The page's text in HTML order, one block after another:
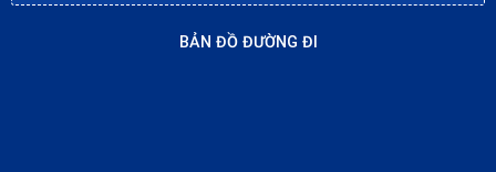
BẢN ĐỒ ĐƯỜNG ĐI